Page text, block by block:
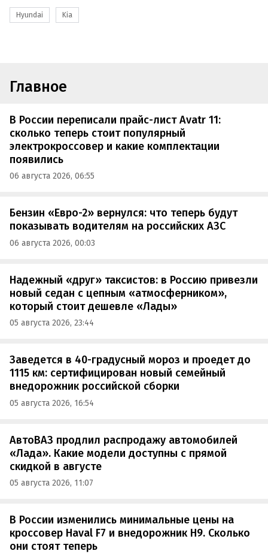
Hyundai Kia
Главное
В России переписали прайс-лист Avatr 11:
сколько теперь стоит популярный
электрокроссовер и какие комплектации
появились
06 августа 2026, 06:55
Бензин «Евро-2» вернулся: что теперь будут
показывать водителям на российских АЗС
06 августа 2026, 00:03
Надежный «друг» таксистов: в Россию привезли
новый седан с цепным «атмосферником»,
который стоит дешевле «Лады»
05 августа 2026, 23:44
Заведется в 40-градусный мороз и проедет до
1115 км: сертифицирован новый семейный
внедорожник российской сборки
05 августа 2026, 16:54
АвтоВАЗ продлил распродажу автомобилей
«Лада». Какие модели доступны с прямой
скидкой в августе
05 августа 2026, 11:07
В России изменились минимальные цены на
кроссовер Haval F7 и внедорожник H9. Сколько
они стоят теперь